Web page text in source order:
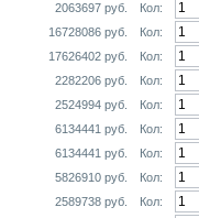
2063697 руб. Кол:
16728086 руб. Кол:
17626402 руб. Кол:
2282206 руб. Кол:
2524994 руб. Кол:
6134441 руб. Кол:
6134441 руб. Кол:
5826910 руб. Кол:
2589738 руб. Кол: